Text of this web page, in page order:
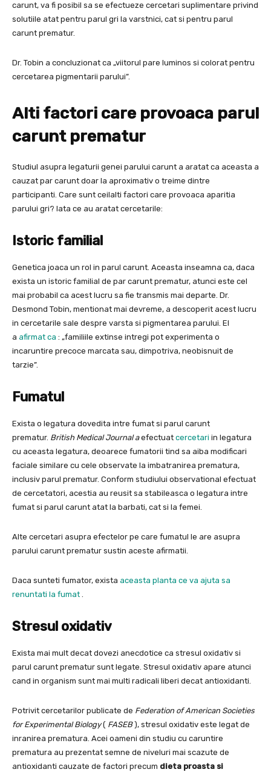
carunt, va fi posibil sa se efectueze cercetari suplimentare privind
solutiile atat pentru parul gri la varstnici, cat si pentru parul
carunt prematur.
Dr. Tobin a concluzionat ca „viitorul pare luminos si colorat pentru
cercetarea pigmentarii parului”.
Alti factori care provoaca parul
carunt prematur
Studiul asupra legaturii genei parului carunt a aratat ca aceasta a
cauzat par carunt doar la aproximativ o treime dintre
participanti. Care sunt ceilalti factori care provoaca aparitia
parului gri? Iata ce au aratat cercetarile:
Istoric familial
Genetica joaca un rol in parul carunt. Aceasta inseamna ca, daca
exista un istoric familial de par carunt prematur, atunci este cel
mai probabil ca acest lucru sa fie transmis mai departe. Dr.
Desmond Tobin, mentionat mai devreme, a descoperit acest lucru
in cercetarile sale despre varsta si pigmentarea parului. El
a afirmat ca : „familiile extinse intregi pot experimenta o
incaruntire precoce marcata sau, dimpotriva, neobisnuit de
tarzie”.
Fumatul
Exista o legatura dovedita intre fumat si parul carunt
prematur. British Medical Journal aefectuat cercetari in legatura
cu aceasta legatura, deoarece fumatorii tind sa aiba modificari
faciale similare cu cele observate la imbatranirea prematura,
inclusiv parul prematur. Conform studiului observational efectuat
de cercetatori, acestia au reusit sa stabileasca o legatura intre
fumat si parul carunt atat la barbati, cat si la femei.
Alte cercetari asupra efectelor pe care fumatul le are asupra
parului carunt prematur sustin aceste afirmatii.
Daca sunteti fumator, exista aceasta planta ce va ajuta sa
renuntati la fumat .
Stresul oxidativ
Exista mai mult decat dovezi anecdotice ca stresul oxidativ si
parul carunt prematur sunt legate. Stresul oxidativ apare atunci
cand in organism sunt mai multi radicali liberi decat antioxidanti.
Potrivit cercetarilor publicate de Federation of American Societies
for Experimental Biology( FASEB), stresul oxidativ este legat de
inranirea prematura. Acei oameni din studiu cu caruntire
prematura au prezentat semne de niveluri mai scazute de
antioxidanti cauzate de factori precum dieta proasta si